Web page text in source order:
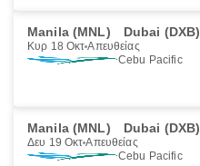
Manila (MNL) Dubai (DXB)
Κυρ 18 Οκτ Απευθείας
Cebu Pacific
Manila (MNL) Dubai (DXB)
Δευ 19 Οκτ Απευθείας
Cebu Pacific